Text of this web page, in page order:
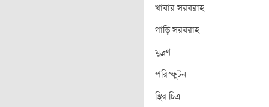
খাবার সরবরাহ
গাড়ি সরবরাহ
মুদ্রণ
পরিস্ফুটন
স্থির চিত্র